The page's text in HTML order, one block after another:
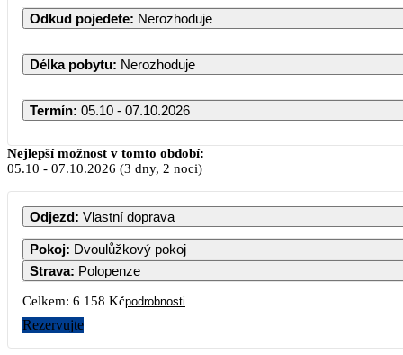
Odkud pojedete: Nerozhoduje
Délka pobytu: Nerozhoduje
Termín: 05.10 - 07.10.2026
Říjen 2026
PO ÚT ST ČT PÁ SO
1 2 3
5 6 7 8 9 10
3 079 3 079
Nejlepší možnost v tomto období:
05.10 - 07.10.2026 (3 dny, 2 noci)
Odjezd: Vlastní doprava
Pokoj: Dvoulůžkový pokoj
Strava: Polopenze
Celkem: 6 158 Kčpodrobnosti
Rezervujte